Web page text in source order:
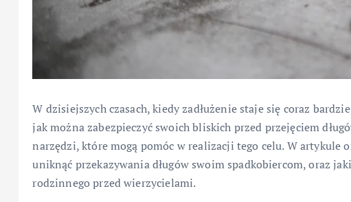
W dzisiejszych czasach, kiedy zadłużenie staje się coraz
jak można zabezpieczyć swoich bliskich przed przejęciem
narzędzi, które mogą pomóc w realizacji tego celu. W artykule
uniknąć przekazywania długów swoim spadkobiercom, oraz
rodzinnego przed wierzycielami.